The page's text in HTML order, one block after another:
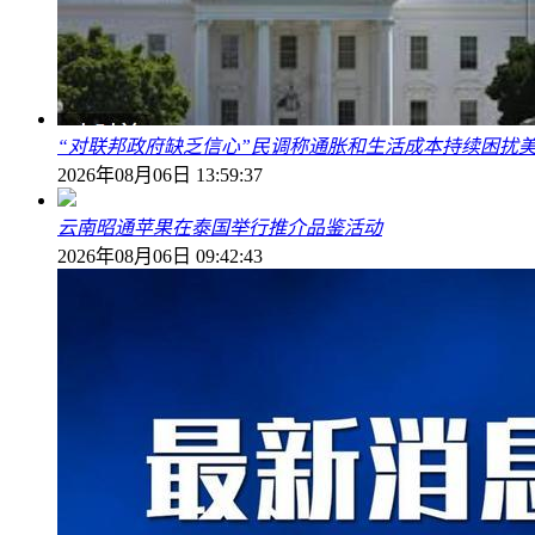
“对联邦政府缺乏信心”民调称通胀和生活成本持续困扰
2026年08月06日 13:59:37
云南昭通苹果在泰国举行推介品鉴活动
2026年08月06日 09:42:43